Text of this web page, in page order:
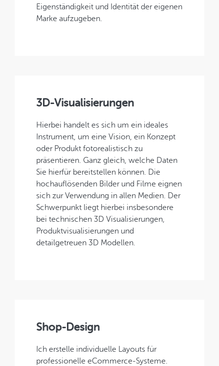
Eigenständigkeit und Identität der eigenen
Marke aufzugeben.
3D-Visualisierungen
Hierbei handelt es sich um ein ideales
Instrument, um eine Vision, ein Konzept
oder Produkt fotorealistisch zu
präsentieren. Ganz gleich, welche Daten
Sie hierfür bereitstellen können. Die
hochauflösenden Bilder und Filme eignen
sich zur Verwendung in allen Medien. Der
Schwerpunkt liegt hierbei insbesondere
bei technischen 3D Visualisierungen,
Produktvisualisierungen und
detailgetreuen 3D Modellen.
Shop-Design
Ich erstelle individuelle Layouts für
professionelle eCommerce-Systeme.